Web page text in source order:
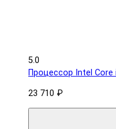
5.0
Процессор Intel Core
23 710 ₽